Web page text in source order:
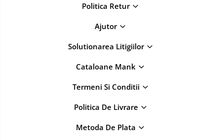
Politica Retur
Ajutor
Solutionarea Litigiilor
Cataloane Mank
Termeni Si Conditii
Politica De Livrare
Metoda De Plata